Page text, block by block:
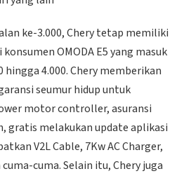
ke-3.000, Chery tetap memiliki
OMODA E5 yang masuk
hingga 4.000. Chery memberikan
seumur hidup untuk
motor controller, asuransi
gratis melakukan update aplikasi
V2L Cable, 7Kw AC Charger,
cuma. Selain itu, Chery juga